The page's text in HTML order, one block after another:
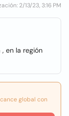
2/13/23, 3:16 PM
en la región
global con